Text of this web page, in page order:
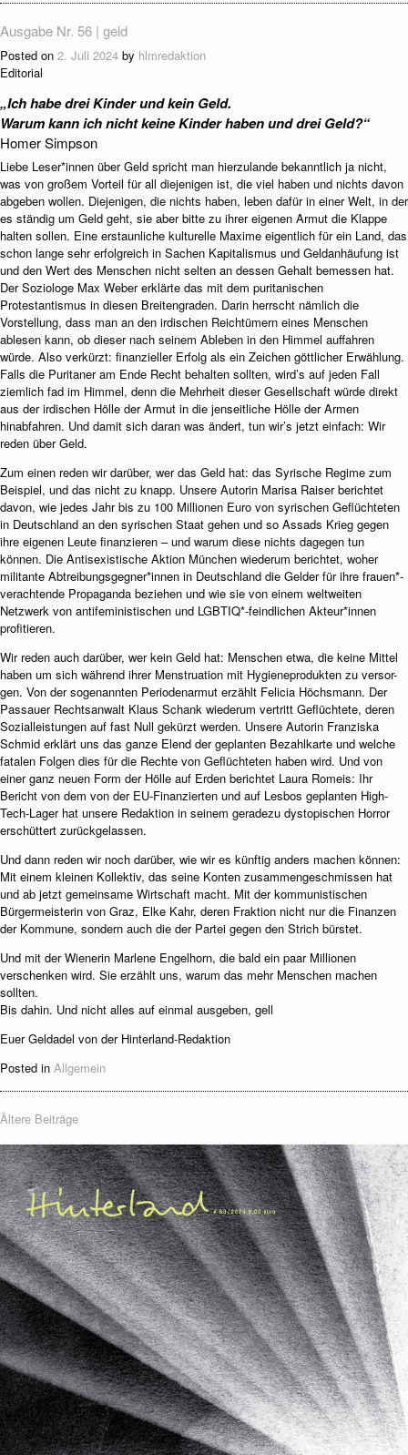
Ausgabe Nr. 56 | geld
Posted on 2. Juli 2024 by hlmredaktion
Editorial
„Ich habe drei Kinder und kein Geld.
Warum kann ich nicht keine Kinder haben und drei Geld?“
Homer Simpson
Liebe Leser*innen über Geld spricht man hierzulande bekanntlich ja nicht,
was von großem Vorteil für all diejenigen ist, die viel haben und nichts davon
abgeben wollen. Diejenigen, die nichts haben, leben dafür in einer Welt, in der
es ständig um Geld geht, sie aber bitte zu ihrer eigenen Armut die Klappe
halten sollen. Eine erstaunliche kulturelle Maxime eigentlich für ein Land, das
schon lange sehr erfolgreich in Sachen Kapitalismus und Geldanhäufung ist
und den Wert des Menschen nicht selten an dessen Gehalt bemessen hat.
Der Soziologe Max Weber erklärte das mit dem puritanischen
Protestantismus in diesen Breitengraden. Darin herrscht nämlich die
Vorstellung, dass man an den irdischen Reichtümern eines Menschen
ablesen kann, ob dieser nach seinem Ableben in den Himmel auffahren
würde. Also verkürzt: finanzieller Erfolg als ein Zeichen göttlicher Erwählung.
Falls die Puritaner am Ende Recht behalten sollten, wird’s auf jeden Fall
ziemlich fad im Himmel, denn die Mehrheit dieser Gesellschaft würde direkt
aus der irdischen Hölle der Armut in die jenseitliche Hölle der Armen
hinabfahren. Und damit sich daran was ändert, tun wir’s jetzt einfach: Wir
reden über Geld.
Zum einen reden wir darüber, wer das Geld hat: das Syrische Regime zum
Beispiel, und das nicht zu knapp. Unsere Autorin Marisa Raiser berichtet
davon, wie jedes Jahr bis zu 100 Millionen Euro von syrischen Geflüchteten
in Deutschland an den syrischen Staat gehen und so Assads Krieg gegen
ihre eigenen Leute finanzieren – und warum diese nichts dagegen tun
können. Die Antisexistische Aktion München wiederum berichtet, woher
militante Abtreibungsgegner*innen in Deutschland die Gelder für ihre frauen*-
verachtende Propaganda beziehen und wie sie von einem weltweiten
Netzwerk von antifeministischen und LGBTIQ*-feindlichen Akteur*innen
profitieren.
Wir reden auch darüber, wer kein Geld hat: Menschen etwa, die keine Mittel
haben um sich während ihrer Menstruation mit Hygieneprodukten zu versor-
gen. Von der sogenannten Periodenarmut erzählt Felicia Höchsmann. Der
Passauer Rechtsanwalt Klaus Schank wiederum vertritt Geflüchtete, deren
Sozialleistungen auf fast Null gekürzt werden. Unsere Autorin Franziska
Schmid erklärt uns das ganze Elend der geplanten Bezahlkarte und welche
fatalen Folgen dies für die Rechte von Geflüchteten haben wird. Und von
einer ganz neuen Form der Hölle auf Erden berichtet Laura Romeis: Ihr
Bericht von dem von der EU-Finanzierten und auf Lesbos geplanten High-
Tech-Lager hat unsere Redaktion in seinem geradezu dystopischen Horror
erschüttert zurückgelassen.
Und dann reden wir noch darüber, wie wir es künftig anders machen können:
Mit einem kleinen Kollektiv, das seine Konten zusammengeschmissen hat
und ab jetzt gemeinsame Wirtschaft macht. Mit der kommunistischen
Bürgermeisterin von Graz, Elke Kahr, deren Fraktion nicht nur die Finanzen
der Kommune, sondern auch die der Partei gegen den Strich bürstet.
Und mit der Wienerin Marlene Engelhorn, die bald ein paar Millionen
verschenken wird. Sie erzählt uns, warum das mehr Menschen machen
sollten.
Bis dahin. Und nicht alles auf einmal ausgeben, gell
Euer Geldadel von der Hinterland-Redaktion
Posted in Allgemein
Beitragsnavigation
Ältere Beiträge